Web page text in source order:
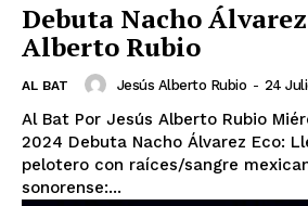
Debuta Nacho Álvarez
Alberto Rubio
AL BAT Jesús Alberto Rubio - 24
Al Bat Por Jesús Alberto Rubio Miércoles 24 de julio de
2024 Debuta Nacho Álvarez Eco: Llega a MLB otro
pelotero con raíces/sangre
sonorense:...